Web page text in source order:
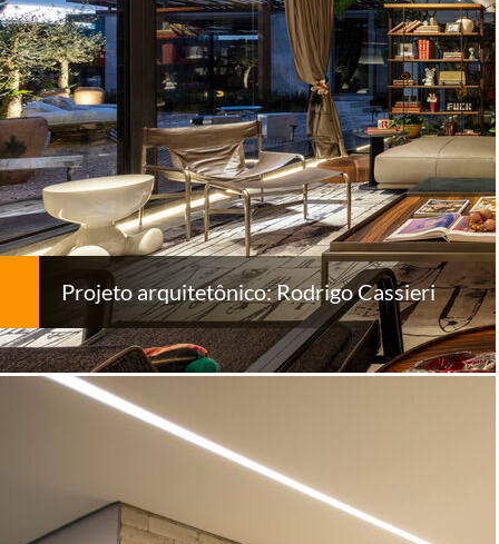
Projeto arquitetônico: Rodrigo Cassieri